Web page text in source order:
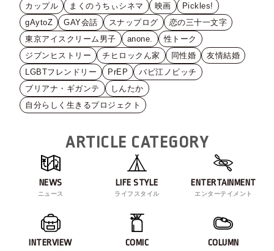
カップル
まくのうちぃシネマ 映画
Pickles!
gAytoZ
GAY会話 スナップログ
恋の三十一文字
東京アイスクリーム男子
anone.
性トーク
ジブンヒストリー
チヒロックん家 同性婚
友情結婚
LGBTフレンドリー
PrEP
バビ江ノビッチ
ブリアナ・ギガンテ
しんたか
自分らしく生きるプロジェクト
ARTICLE CATEGORY
NEWS
ニュース
LIFE STYLE
ライフスタイル
ENTERTAINMENT
エンターテイメント
INTERVIEW COMIC COLUMN